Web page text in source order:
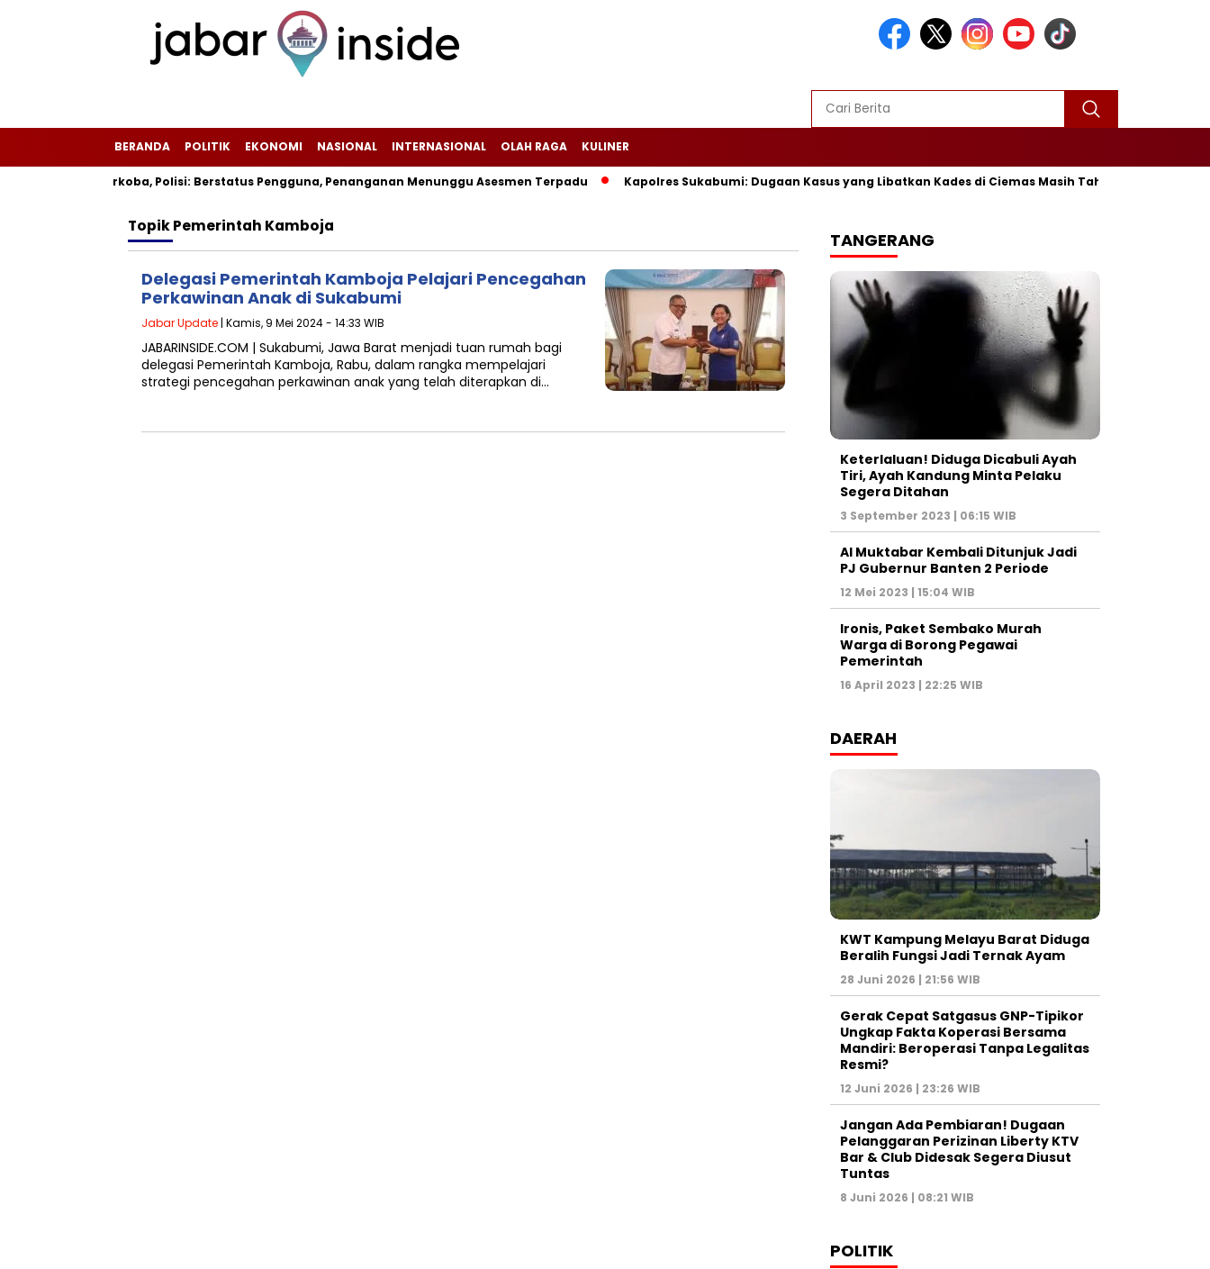
BERANDA POLITIK EKONOMI NASIONAL INTERNASIONAL OLAH RAGA KULINER
Positif Narkoba, Polisi: Berstatus Pengguna, Penanganan Menunggu Asesmen Terpadu Kapolres Sukabumi: Dugaan Kasus yang Libatkan Kades di Ciemas Masih Tahap Penyelidikan
TopikPemerintah Kamboja
Delegasi Pemerintah Kamboja Pelajari Pencegahan
Perkawinan Anak di Sukabumi
Jabar Update | Kamis, 9 Mei 2024 - 14:33 WIB
JABARINSIDE.COM | Sukabumi, Jawa Barat menjadi tuan rumah bagi
delegasi Pemerintah Kamboja, Rabu, dalam rangka mempelajari
strategi pencegahan perkawinan anak yang telah diterapkan di…
TANGERANG
Keterlaluan! Diduga Dicabuli Ayah
Tiri, Ayah Kandung Minta Pelaku
Segera Ditahan
3 September 2023 | 06:15 WIB
Al Muktabar Kembali Ditunjuk Jadi
PJ Gubernur Banten 2 Periode
12 Mei 2023 | 15:04 WIB
Ironis, Paket Sembako Murah
Warga di Borong Pegawai
Pemerintah
16 April 2023 | 22:25 WIB
DAERAH
KWT Kampung Melayu Barat Diduga
Beralih Fungsi Jadi Ternak Ayam
28 Juni 2026 | 21:56 WIB
Gerak Cepat Satgasus GNP-Tipikor
Ungkap Fakta Koperasi Bersama
Mandiri: Beroperasi Tanpa Legalitas
Resmi?
12 Juni 2026 | 23:26 WIB
Jangan Ada Pembiaran! Dugaan
Pelanggaran Perizinan Liberty KTV
Bar & Club Didesak Segera Diusut
Tuntas
8 Juni 2026 | 08:21 WIB
POLITIK